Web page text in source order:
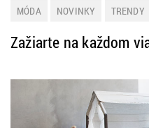
MÓDA NOVINKY TRENDY
Zažiarte na každom